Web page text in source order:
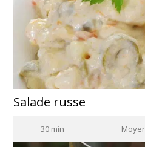
Salade russe
30 min